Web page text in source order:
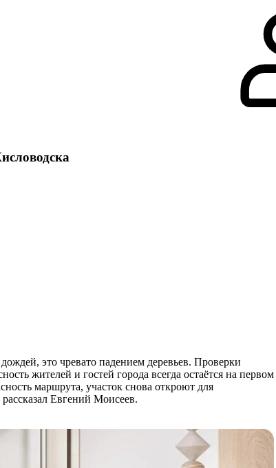
это чревато падением деревьев. Проверки
жителей и гостей города всегда остаётся на первом
маршрута, участок снова откроют для
Евгений Моисеев.